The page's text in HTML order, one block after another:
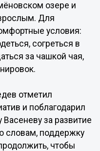
озере и
Для
условия:
согреться в
за чашкой чая,
отметил
и поблагодарил
Васеневу за развитие
словам, поддержку
чтобы